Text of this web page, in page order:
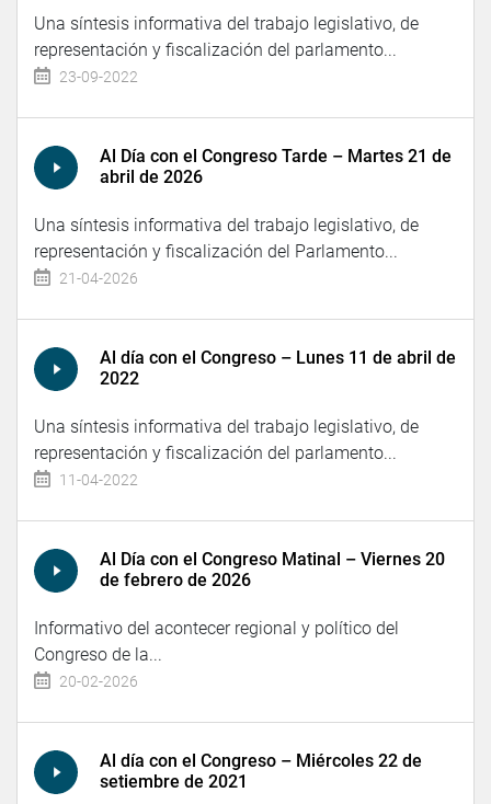
Una síntesis informativa del trabajo legislativo, de
representación y fiscalización del parlamento...
23-09-2022
Al Día con el Congreso Tarde – Martes 21 de
abril de 2026
Una síntesis informativa del trabajo legislativo, de
representación y fiscalización del Parlamento...
21-04-2026
Al día con el Congreso – Lunes 11 de abril de
2022
Una síntesis informativa del trabajo legislativo, de
representación y fiscalización del parlamento...
11-04-2022
Al Día con el Congreso Matinal – Viernes 20
de febrero de 2026
Informativo del acontecer regional y político del
Congreso de la...
20-02-2026
Al día con el Congreso – Miércoles 22 de
setiembre de 2021